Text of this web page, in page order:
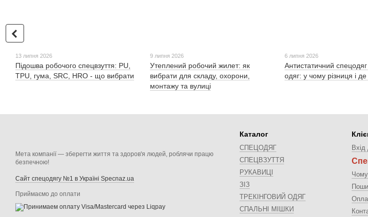
13 липня 2026
Підошва робочого спецвзуття: PU,
TPU, гума, SRC, HRO - що вибрати
9 липня 2026
Утеплений робочий жилет: як
вибрати для складу, охорони,
монтажу та вулиці
6 липня 2026
Антистатичний
одяг: у чому різниця і де
Мета компанії — зберегти життя та здоров'я людей, роблячи працю
безпечною!
Сайт спецодягу №1 в Україні Specnaz.ua
Приймаємо до оплати
Каталог
СПЕЦОДЯГ
СПЕЦВЗУТТЯ
РУКАВИЦІ
ЗІЗ
ТРЕКІНГОВИЙ ОДЯГ
СПАЛЬНІ МІШКИ
Вхід